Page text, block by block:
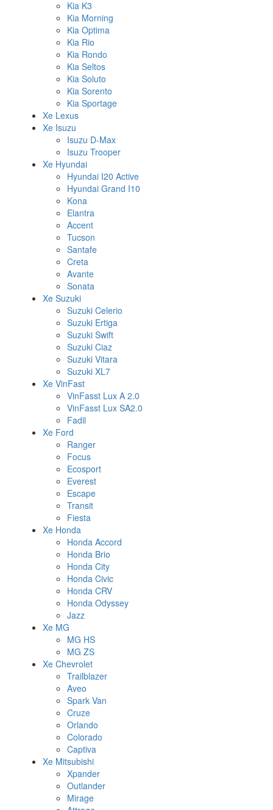
Kia K3
Kia Morning
Kia Optima
Kia Rio
Kia Rondo
Kia Seltos
Kia Soluto
Kia Sorento
Kia Sportage
Xe Lexus
Xe Isuzu
Isuzu D-Max
Isuzu Trooper
Xe Hyundai
Hyundai I20 Active
Hyundai Grand I10
Kona
Elantra
Accent
Tucson
Santafe
Creta
Avante
Sonata
Xe Suzuki
Suzuki Celerio
Suzuki Ertiga
Suzuki Swift
Suzuki Ciaz
Suzuki Vitara
Suzuki XL7
Xe VinFast
VinFasst Lux A 2.0
VinFasst Lux SA2.0
Fadil
Xe Ford
Ranger
Focus
Ecosport
Everest
Escape
Transit
Fiesta
Xe Honda
Honda Accord
Honda Brio
Honda City
Honda Civic
Honda CRV
Honda Odyssey
Jazz
Xe MG
MG HS
MG ZS
Xe Chevrolet
Trailblazer
Aveo
Spark Van
Cruze
Orlando
Colorado
Captiva
Xe Mitsubishi
Xpander
Outlander
Mirage